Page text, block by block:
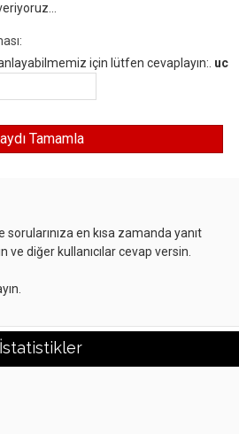
için lütfen cevaplayın:. uc
en kısa zamanda yanıt
diğer kullanıcılar cevap versin.
İstatistikler